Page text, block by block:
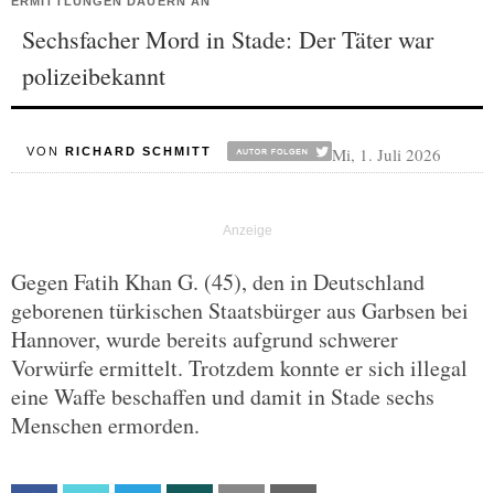
Sechsfacher Mord in Stade: Der Täter war
polizeibekannt
VON RICHARD SCHMITT Mi, 1. Juli 2026
Gegen Fatih Khan G. (45), den in Deutschland
geborenen türkischen Staatsbürger aus Garbsen bei
Hannover, wurde bereits aufgrund schwerer
Vorwürfe ermittelt. Trotzdem konnte er sich illegal
eine Waffe beschaffen und damit in Stade sechs
Menschen ermorden.